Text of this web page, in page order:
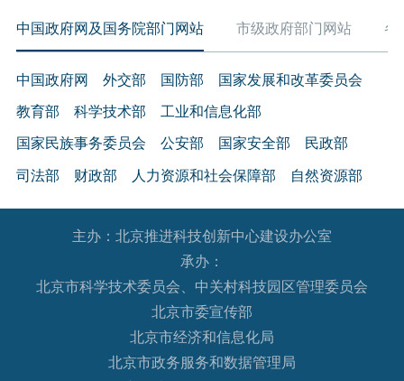
中国政府网及国务院部门网站 市级政府部门网站 各
中国政府网 外交部 国防部 国家发展和改革委员会
教育部 科学技术部 工业和信息化部
国家民族事务委员会 公安部 国家安全部 民政部
司法部 财政部 人力资源和社会保障部 自然资源部
生态环境部 住房和城乡建设部 交通运输部 水利部
农业农村部 商务部 文化和旅游部
退役军人事务部
国家语言文字工作委员会
国家航天局 国家原子能机构
国家核安全局
主办：北京推进科技创新中心建设办公室
承办：
北京市科学技术委员会、中关村科技园区管理委员会
北京市委宣传部
北京市经济和信息化局
北京市政务服务和数据管理局